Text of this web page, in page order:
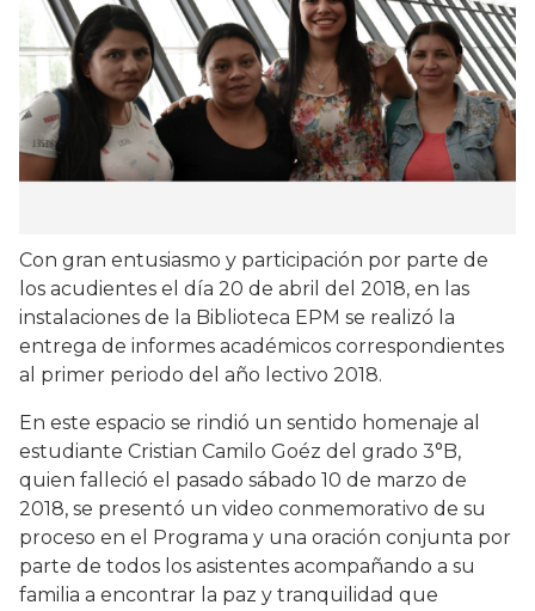
Con gran entusiasmo y participación por parte de
los acudientes el día 20 de abril del 2018, en las
instalaciones de la Biblioteca EPM se realizó la
entrega de informes académicos correspondientes
al primer periodo del año lectivo 2018.
En este espacio se rindió un sentido homenaje al
estudiante Cristian Camilo Goéz del grado 3°B,
quien falleció el pasado sábado 10 de marzo de
2018, se presentó un video conmemorativo de su
proceso en el Programa y una oración conjunta por
parte de todos los asistentes acompañando a su
familia a encontrar la paz y tranquilidad que